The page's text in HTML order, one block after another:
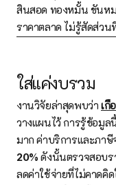
สินสอด ทองหมั้น ขันห
ราคาตลาด ไม่รู้สัดส่วน
ใส่แค่งบรวม
งานวิจัยล่าสุดพบว่า เกื
วางแผนไว้ การรู้ข้อมู
มาก ค่าบริการและภาษี
20% ดังนั้นตรวจสอบ
ลดค่าใช้จ่ายที่ไม่คาดคิ